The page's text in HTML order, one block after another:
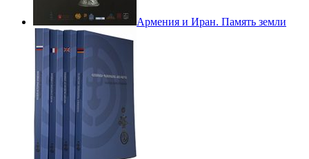
Армения и Иран. Память земли